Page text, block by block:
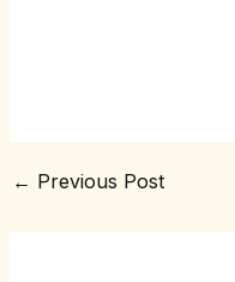
← Previous Post